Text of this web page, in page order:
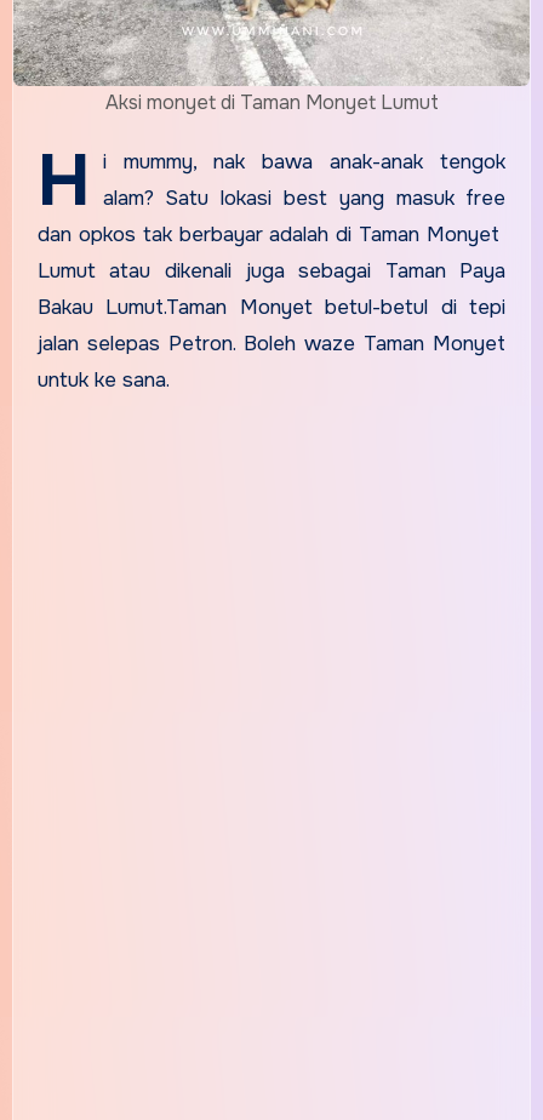
Aksi monyet di Taman Monyet Lumut
H
i mummy, nak bawa anak-anak tengok
alam? Satu lokasi best yang masuk free
dan opkos tak berbayar adalah di Taman Monyet
Lumut atau dikenali juga sebagai Taman Paya
Bakau Lumut.Taman Monyet betul-betul di tepi
jalan selepas Petron. Boleh waze Taman Monyet
untuk ke sana.